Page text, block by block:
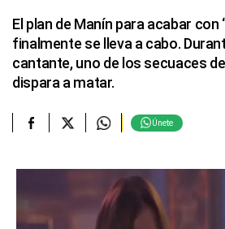
El plan de Manín para acabar con
finalmente se lleva a cabo.
cantante, uno de los secuaces
dispara a matar.
Únete